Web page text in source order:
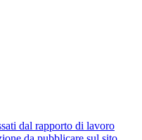
dal rapporto di lavoro